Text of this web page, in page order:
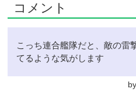
コメント
こっち連合艦隊だと、敵の雷
てるような気がします